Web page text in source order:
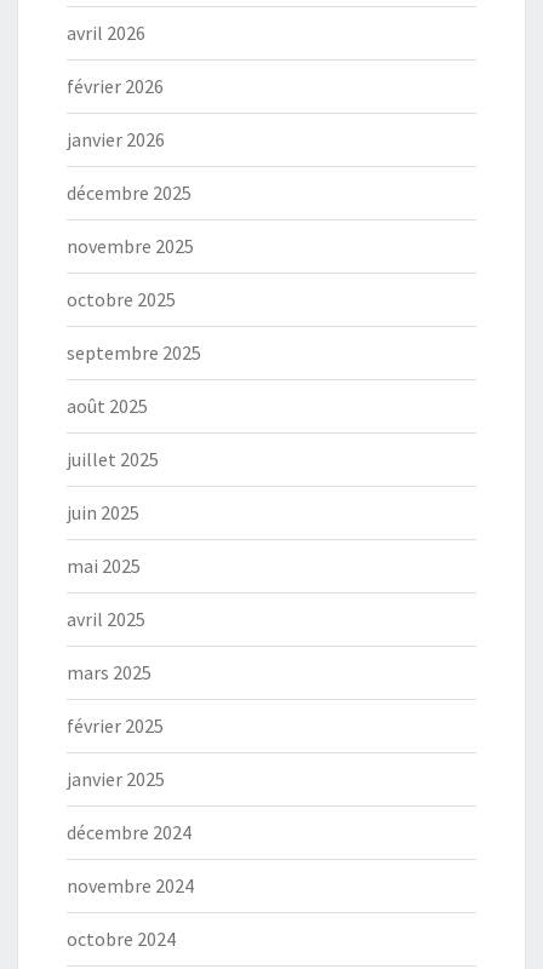
avril 2026
février 2026
janvier 2026
décembre 2025
novembre 2025
octobre 2025
septembre 2025
août 2025
juillet 2025
juin 2025
mai 2025
avril 2025
mars 2025
février 2025
janvier 2025
décembre 2024
novembre 2024
octobre 2024